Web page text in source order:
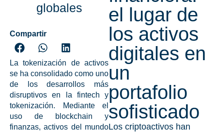
globales
Compartir
Latokenización de activos
se ha consolidado como uno
de los desarrollos más
disruptivos en la fintech y
tokenización. Mediante el
uso de
blockchain y
finanzas, activos del mundo
el lugar de
los activos
digitales en
un
portafolio
sofisticado
Los criptoactivos han